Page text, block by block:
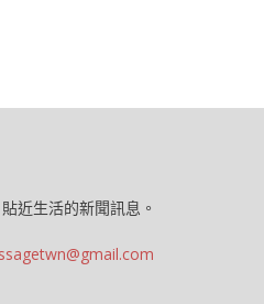
近生活的新聞訊息。